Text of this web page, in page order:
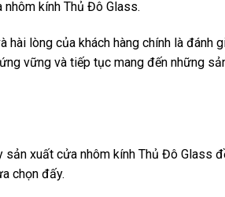
kính Thủ Đô Glass.
lòng của khách hàng chính là đánh
vững và tiếp tục mang đến những
sản xuất cửa nhôm kính Thủ Đô Glass
chọn đấy.